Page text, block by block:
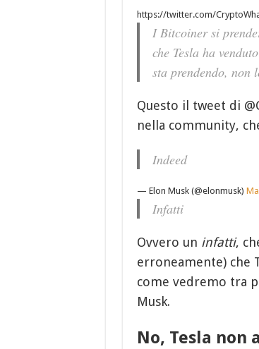
https://twitter.com/
I Bitcoiner si
che Tesla ha
sta prendendo, non
Questo il tweet di
nella community,
Indeed
— Elon Musk (@elonmusk)
Infatti
Ovvero un infatti,
erroneamente) che
come vedremo tra
Musk.
No, Tesla non